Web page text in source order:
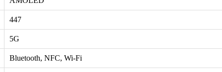
447
5G
Bluetooth, NFC, Wi-Fi